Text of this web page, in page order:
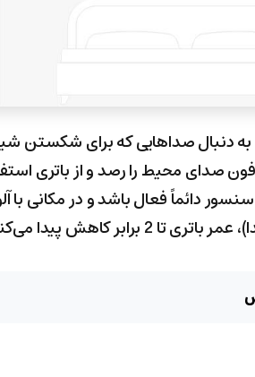
به دنبال صداهایی که برای شکستن
محیط را رصد و از باتری
دائماً فعال باشد و در مکانی با
کاهش پیدا می‌کند.